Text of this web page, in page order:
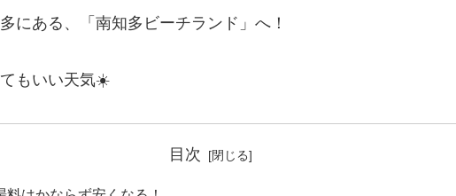
にある、「南知多ビーチランド」へ！
もいい天気☀️
目次